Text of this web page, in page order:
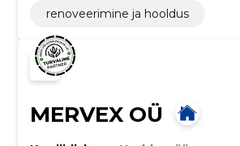
renoveerimine ja hooldus
MERVEX OÜ